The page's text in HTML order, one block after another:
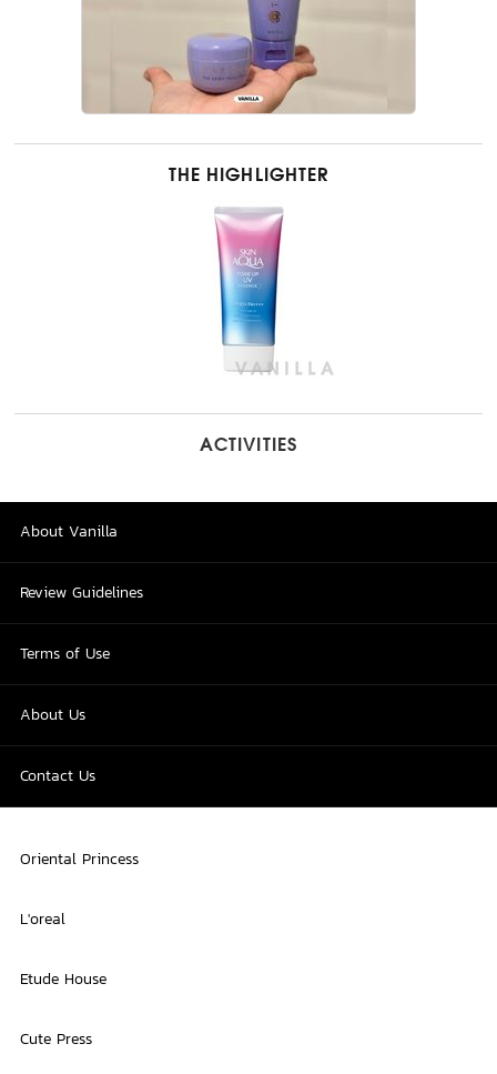
THE HIGHLIGHTER
ACTIVITIES
About Vanilla
Review Guidelines
Terms of Use
About Us
Contact Us
Oriental Princess
L'oreal
Etude House
Cute Press